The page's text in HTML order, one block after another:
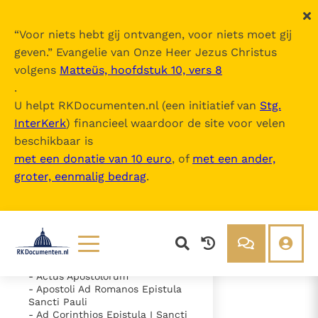
“Voor niets hebt gij ontvangen, voor niets moet gij
geven.” Evangelie van Onze Heer Jezus Christus
volgens Matteüs, hoofdstuk 10, vers 8
.
U helpt RKDocumenten.nl (een initiatief van Stg.
InterKerk) financieel waardoor de site voor velen
beschikbaar is
met een donatie van 10 euro, of met een ander,
groter, eenmalig bedrag.
Lezen
Documenten
Over ons
Over RK Documenten
Nova Vulgata
Inhoudsopgave
uitklappen
- Vetus Testamentum
- Evangelium Secundum
Matthaeum
- Evangelium Secundum Marcum
- Evangelium Secundum Lucam
- Actus Apostolorum
- Apostoli Ad Romanos Epistula
Sancti Pauli
- Ad Corinthios Epistula I Sancti
- Caput 5